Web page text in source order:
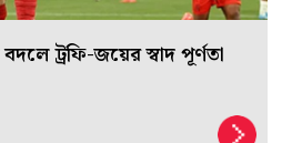
ট্রফি-জয়ের স্বাদ পূর্ণতা